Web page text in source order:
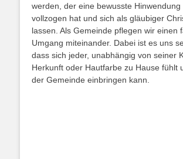
werden, der eine bewusste Hinwendung
vollzogen hat und sich als gläubiger
lassen. Als Gemeinde pflegen wir einen
Umgang miteinander. Dabei ist es uns
dass sich jeder, unabhängig von seiner
Herkunft oder Hautfarbe zu Hause fühlt
der Gemeinde einbringen kann.